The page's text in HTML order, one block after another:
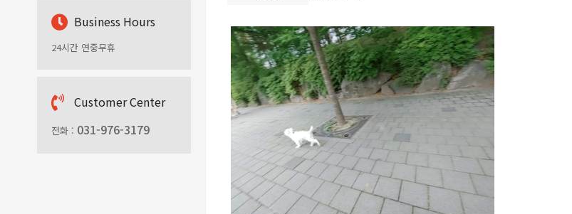
Business Hours
24시간 연중무휴
Customer Center
전화 : 031-976-3179